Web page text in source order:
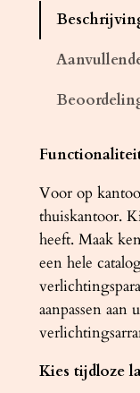
N
2
0
0
z
w
a
r
a
Voor op
thuiskantoor.
heeft. Maak
een hele
aanpassen
Kies tijdloze